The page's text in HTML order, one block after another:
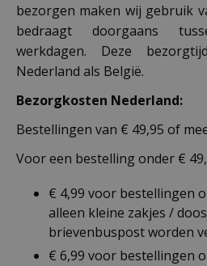
bezorgen maken wij gebruik
bedraagt doorgaans
werkdagen. Deze
Nederland als België.
Bezorgkosten Nederland:
Bestellingen van € 49,95 of
Voor een bestelling onder €
€ 4,99 voor bestellingen
alleen kleine zakjes /
brievenbuspost worden
€ 6,99 voor bestellingen